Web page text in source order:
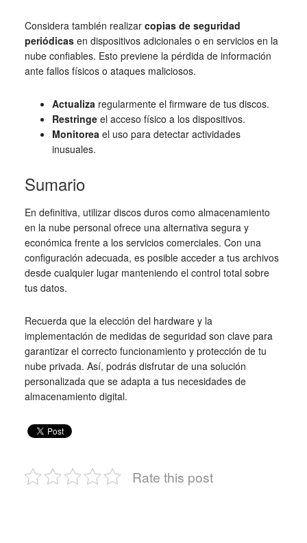
Considera también realizar copias de seguridad
periódicasen dispositivos adicionales o en servicios en la
nube confiables. Esto previene la pérdida de información
ante fallos físicos o ataques maliciosos.
Actualiza regularmente el firmware de tus discos.
Restringeel acceso físico a los dispositivos.
Monitorea el uso para detectar actividades
inusuales.
Sumario
En definitiva, utilizar discos duros como almacenamiento
en la nube personal ofrece una alternativa segura y
económica frente a los servicios comerciales. Con una
configuración adecuada, es posible acceder a tus archivos
desde cualquier lugar manteniendo el control total sobre
tus datos.
Recuerda que la elección del hardware y la
implementación de medidas de seguridad son clave para
garantizar el correcto funcionamiento y protección de tu
nube privada. Así, podrás disfrutar de una solución
personalizada que se adapta a tus necesidades de
almacenamiento digital.
Rate this post